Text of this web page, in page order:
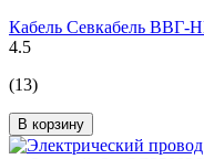
Кабель Севкабель ВВГ-
4.5
(13)
В корзину